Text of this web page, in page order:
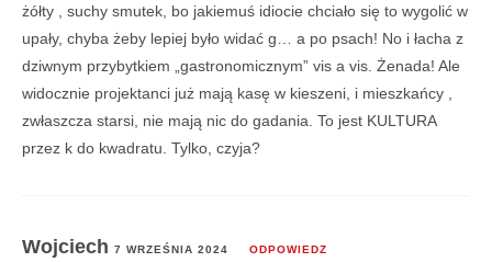
żółty , suchy smutek, bo jakiemuś idiocie chciało się to wygolić w
upały, chyba żeby lepiej było widać g… a po psach! No i łacha z
dziwnym przybytkiem „gastronomicznym” vis a vis. Żenada! Ale
widocznie projektanci już mają kasę w kieszeni, i mieszkańcy ,
zwłaszcza starsi, nie mają nic do gadania. To jest KULTURA
przez k do kwadratu. Tylko, czyja?
Wojciech 7 WRZEŚNIA 2024 ODPOWIEDZ